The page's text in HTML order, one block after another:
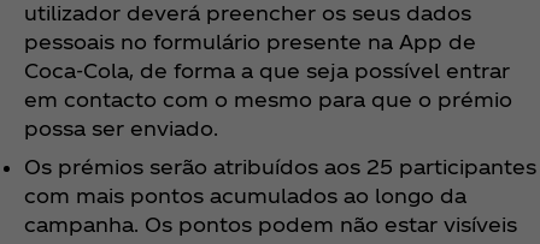
utilizador deverá preencher os seus dados
pessoais no formulário presente na App de
Coca‑Cola, de forma a que seja possível entrar
em contacto com o mesmo para que o prémio
possa ser enviado.
Os prémios serão atribuídos aos 25 participantes
com mais pontos acumulados ao longo da
campanha. Os pontos podem não estar visíveis